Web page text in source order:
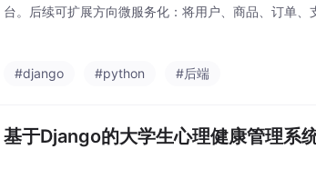
台。后续可扩展方向微服务化：将用户、商品、订单
#django #python #后端
基于Django的大学生心理健康管理系